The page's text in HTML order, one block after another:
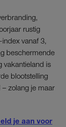
rustig
vanaf 3,
beschermende
vakantieland is
blootstelling
zolang je maar
je aan voor